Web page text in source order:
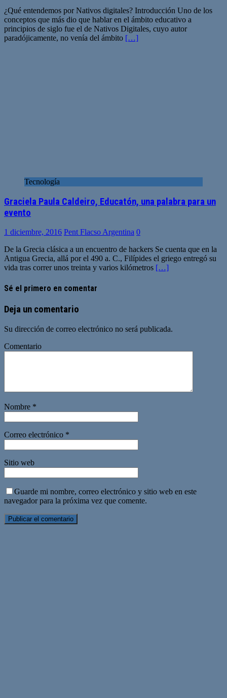
¿Qué entendemos por Nativos digitales? Introducción Uno de los
conceptos que más dio que hablar en el ámbito educativo a
principios de siglo fue el de Nativos Digitales, cuyo autor
paradójicamente, no venía del ámbito […]
Tecnología
Graciela Paula Caldeiro, Educatón, una palabra para un
evento
1 diciembre, 2016 Pent Flacso Argentina 0
De la Grecia clásica a un encuentro de hackers Se cuenta que en la
Antigua Grecia, allá por el 490 a. C., Filípides el griego entregó su
vida tras correr unos treinta y varios kilómetros […]
Sé el primero en comentar
Deja un comentario
Su dirección de correo electrónico no será publicada.
Comentario
Nombre *
Correo electrónico *
Sitio web
Guarde mi nombre, correo electrónico y sitio web en este
navegador para la próxima vez que comente.